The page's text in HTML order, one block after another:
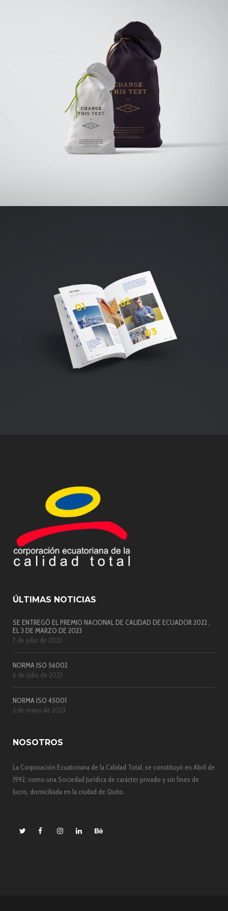
ÚLTIMAS NOTICIAS
SE ENTREGÓ EL PREMIO NACIONAL DE CALIDAD DE ECUADOR 2022 ,
EL 3 DE MARZO DE 2023
7 de julio de 2023
NORMA ISO 56002
6 de julio de 2023
NORMA ISO 45001
2 de mayo de 2023
NOSOTROS
La Corporación Ecuatoriana de la Calidad Total, se constituyó en Abril de
1992, como una Sociedad Jurídica de carácter privado y sin fines de
lucro, domiciliada en la ciudad de Quito.